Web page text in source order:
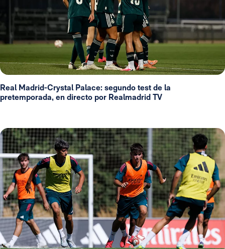
Real Madrid-Crystal Palace: segundo test de la
pretemporada, en directo por Realmadrid TV